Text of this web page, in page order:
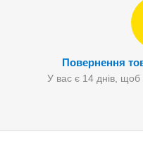
Повернення
У вас є 14 днів, щоб